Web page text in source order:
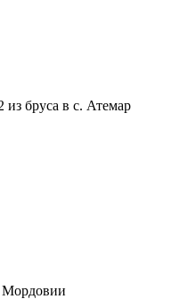
бруса в с. Атемар
Мордовии